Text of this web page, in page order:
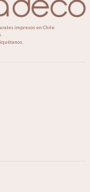
impresos en Chile.